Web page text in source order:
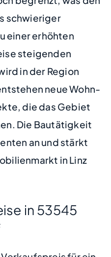
schwieriger
einer erhöhten
steigenden
in der Region
neue Wohn-
die das Gebiet
Die Bautätigkeit
an und stärkt
in Linz
in 53545